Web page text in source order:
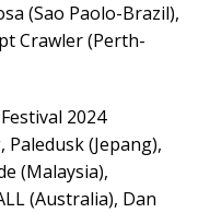
(Sao Paolo-Brazil),
Crawler (Perth-
2024
(Jepang),
(Malaysia),
(Australia), Dan